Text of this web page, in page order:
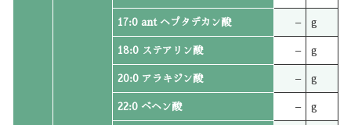
17:0 ant ヘプタデカン酸 – g
18:0 ステアリン酸 – g
20:0 アラキジン酸 – g
22:0 ベヘン酸 – g